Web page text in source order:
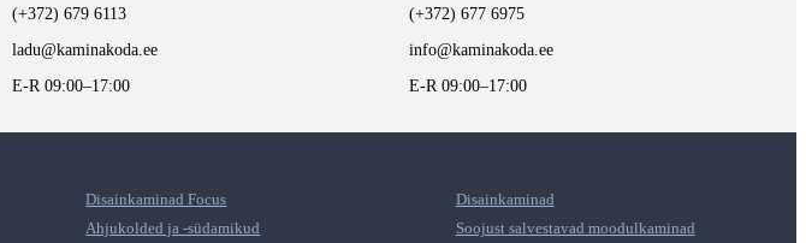
(+372) 679 6113
ladu@kaminakoda.ee
E-R 09:00–17:00
(+372) 677 6975
info@kaminakoda.ee
E-R 09:00–17:00
Disainkaminad Focus
Disainkaminad
Ahjukolded ja -südamikud
Soojust salvestavad moodulkaminad